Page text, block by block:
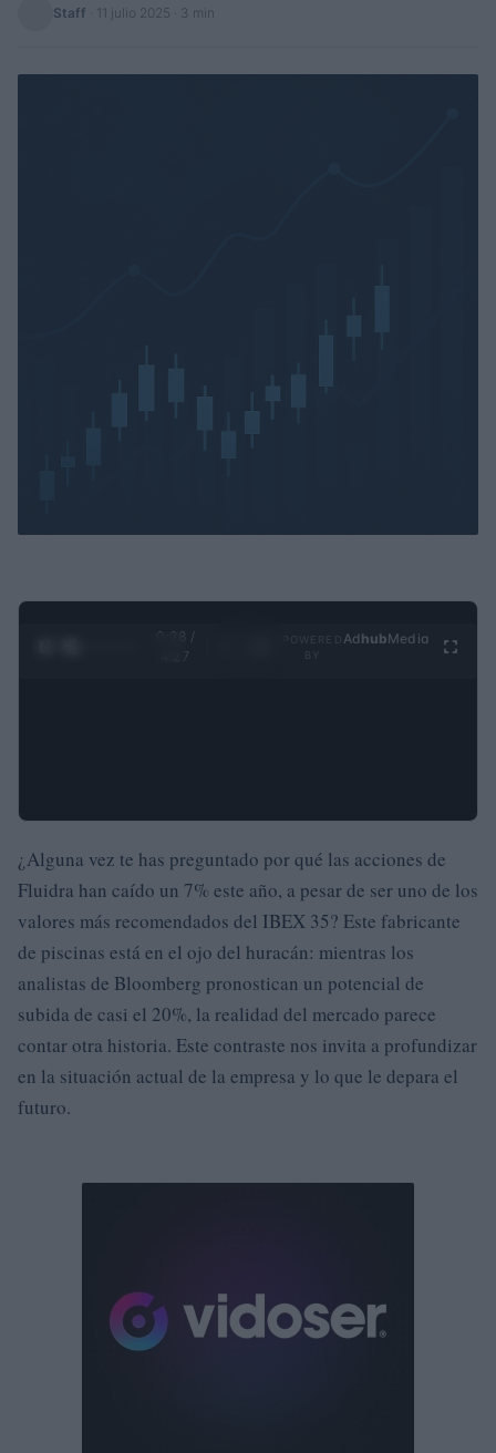
Staff 11 julio 2025 · 3 min
0:29 /
4:27
Ad hubMedia
¿Alguna vez te has preguntado por qué las acciones de
Fluidra han caído un 7% este año, a pesar de ser uno de los
valores más recomendados del IBEX 35? Este fabricante
de piscinas está en el ojo del huracán: mientras los
analistas de Bloomberg pronostican un potencial de
subida de casi el 20%, la realidad del mercado parece
contar otra historia. Este contraste nos invita a profundizar
en la situación actual de la empresa y lo que le depara el
futuro.